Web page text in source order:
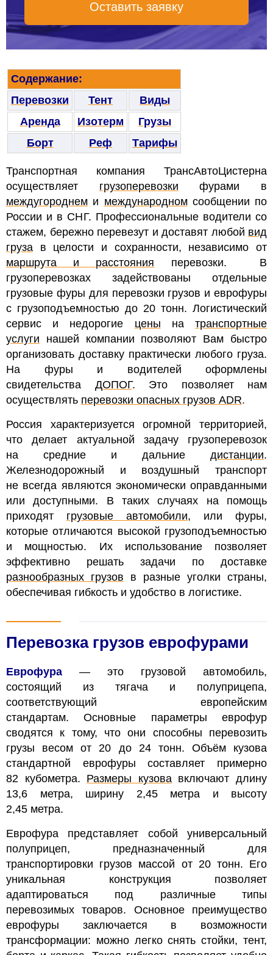
Оставить заявку
Содержание:
Перевозки
Тент
Виды
Аренда
Изотерм
Грузы
Борт
Реф Тарифы
Транспортная компания ТрансАвтоЦистерна
осуществляет грузоперевозки фурами в
междугороднем и международномсообщении по
России и в СНГ. Профессиональные водители со
стажем, бережно перевезут и доставят любой вид
груза в целости и сохранности, независимо от
маршрута и расстояния перевозки. В
грузоперевозках задействованы отдельные
грузовые фуры для перевозки грузов и еврофуры
с грузоподъемностью до 20 тонн. Логистический
сервис и недорогие цены натранспортные
услуги
нашей компании позволяют Вам быстро
организовать доставку практически любого груза.
На фуры и водителей оформлены
свидетельства ДОПОГ. Это позволяет нам
осуществлять перевозки опасных грузов ADR.
Россия характеризуется огромной территорией,
что делает актуальной задачу грузоперевозок
на средние и дальние дистанции.
Железнодорожный и воздушный транспорт
не всегда являются экономически оправданными
или доступными. В таких случаях на помощь
приходят грузовые автомобили, или фуры,
которые отличаются высокой грузоподъемностью
и мощностью. Их использование позволяет
эффективно решать задачи по доставке
разнообразных грузов в разные уголки страны,
обеспечивая гибкость и удобство в логистике.
Перевозка грузов еврофурами
Еврофура
— это грузовой автомобиль,
состоящий из тягача и полуприцепа,
соответствующий европейским
стандартам. Основные параметры еврофур
сводятся к тому, что они способны перевозить
грузы весом от 20 до 24 тонн. Объём кузова
стандартной еврофуры составляет примерно
82 кубометра. Размеры кузовавключают длину
13,6 метра, ширину 2,45 метра и высоту
2,45 метра.
Еврофура представляет собой универсальный
полуприцеп, предназначенный для
транспортировки грузов массой от 20 тонн. Его
уникальная конструкция позволяет
адаптироваться под различные типы
перевозимых товаров. Основное преимущество
еврофуры заключается в возможности
трансформации: можно легко снять стойки, тент,